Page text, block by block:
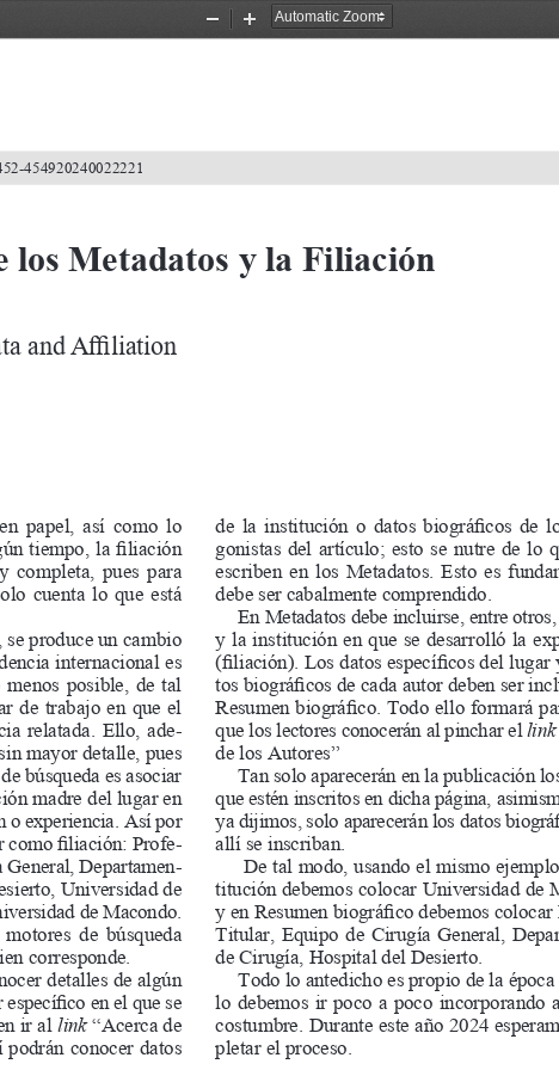
Zoom
Zoom
los Metadatos y la Filiación
and Affiliation
en papel, así como lo
tiempo, la filiación
completa, pues para
cuenta lo que está
se produce un cambio
internacional es
menos posible, de tal
de trabajo en que el
relatada. Ello, ade-
sin mayor detalle, pues
de búsqueda es asociar
madre del lugar en
o experiencia. Así por
como filiación: Profe-
General, Departamen-
Universidad de
de Macondo.
motores de búsqueda
corresponde.
detalles de algún
específico en el que se
ir al link “Acerca de
podrán conocer datos
de la institución o datos biográficos de
gonistas del artículo; esto se nutre de lo
escriben en los Metadatos. Esto es
debe ser cabalmente comprendido.
En Metadatos debe incluirse, entre otros,
y la institución en que se desarrolló la
(filiación). Los datos específicos del lugar
tos biográficos de cada autor deben ser
Resumen biográfico. Todo ello formará
que los lectores conocerán al pinchar el link
de los Autores”
Tan solo aparecerán en la publicación
que estén inscritos en dicha página,
ya dijimos, solo aparecerán los datos
allí se inscriban.
De tal modo, usando el mismo ejemplo,
titución debemos colocar Universidad de
y en Resumen biográfico debemos colocar
Titular, Equipo de Cirugía General,
de Cirugía, Hospital del Desierto.
Todo lo antedicho es propio de la época
lo debemos ir poco a poco incorporando a
costumbre. Durante este año 2024
pletar el proceso.
454920240022221